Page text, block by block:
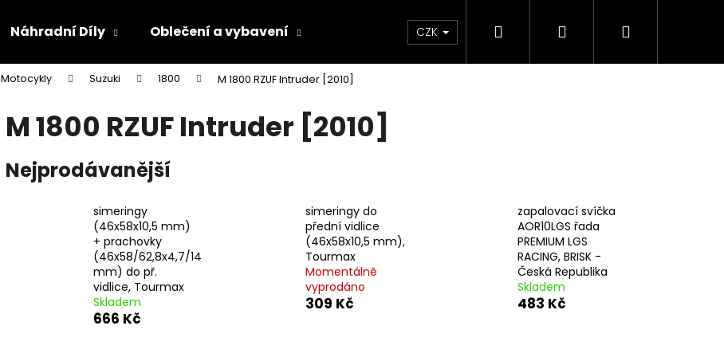
Náhradní Díly Oblečení a vybavení Oleje & Maziva Příslušenství Dárkové
CZK Hledat PřihlášeníNákupní
Motocykly Suzuki 1800 M 1800 RZUF Intruder [2010]
M 1800 RZUF Intruder [2010]
Nejprodávanější
simeringy
(46x58x10,5 mm)
+ prachovky
(46x58/62,8x4,7/14
mm) do př.
vidlice, Tourmax
Skladem
666 Kč
simeringy do
přední vidlice
(46x58x10,5 mm),
Tourmax
Momentálně
vyprodáno
309 Kč
zapalovací svíčka
AOR10LGS řada
PREMIUM LGS
RACING, BRISK -
Česká Republika
Skladem
483 Kč
Co potřebujete najít?
Doporučujeme